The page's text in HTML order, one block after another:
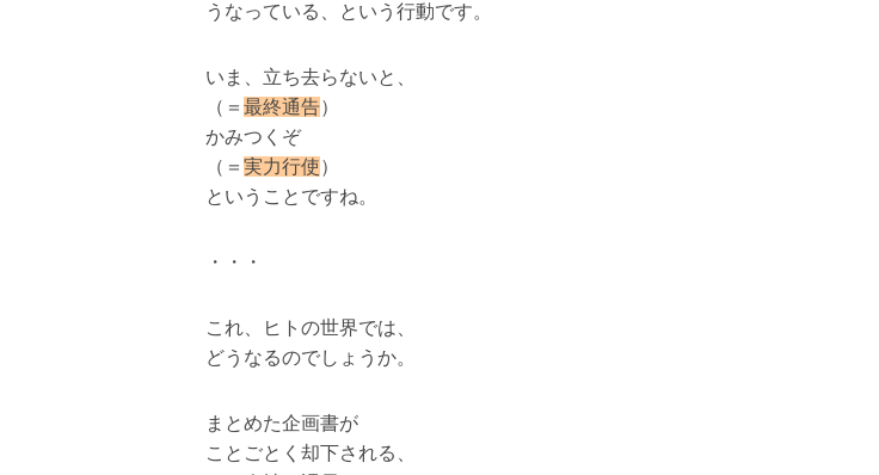
うなっている、という行動です。
いま、立ち去らないと、
（＝ 最終通告）
かみつくぞ
（＝ 実力行使）
ということですね。
・・・
これ、ヒトの世界では、
どうなるのでしょうか。
まとめた企画書が
ことごとく却下される、